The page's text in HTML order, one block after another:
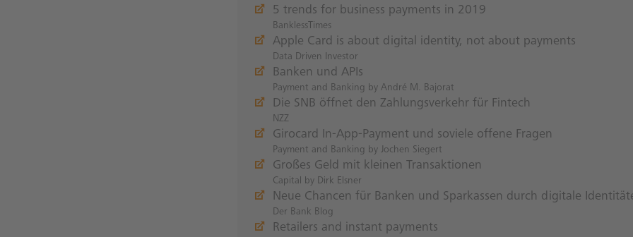
5 trends for business payments in 2019
BanklessTimes
Apple Card is about digital identity, not about payments
Data Driven Investor
Banken und APIs
Payment and Banking by André M. Bajorat
Die SNB öffnet den Zahlungsverkehr für Fintech
NZZ
Girocard In-App-Payment und soviele offene Fragen
Payment and Banking by Jochen Siegert
Großes Geld mit kleinen Transaktionen
Capital by Dirk Elsner
Neue Chancen für Banken und Sparkassen durch digitale
Der Bank Blog
Retailers and instant payments